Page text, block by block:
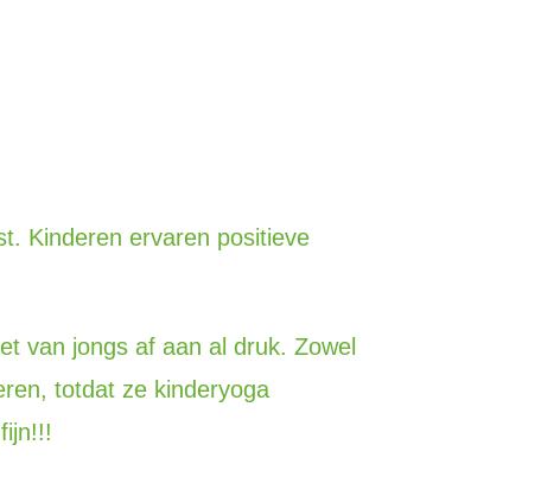
Kinderen ervaren positieve
van jongs af aan al druk. Zowel
totdat ze kinderyoga